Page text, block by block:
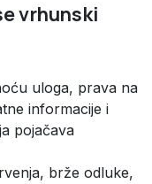
vrhunski
uloga, prava na
informacije i
pojačava
brže odluke,